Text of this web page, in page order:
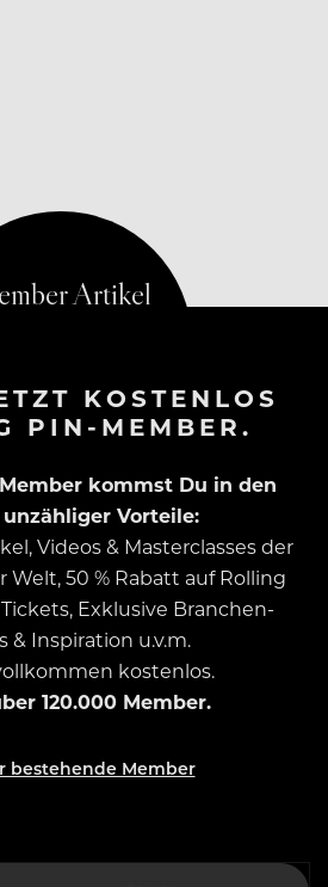
KOSTENLOS
PIN-MEMBER.
kommst Du in den
unzähliger Vorteile:
Videos & Masterclasses der
Welt, 50 % Rabatt auf Rolling
Exklusive Branchen-
& Inspiration u.v.m.
kostenlos.
120.000 Member.
bestehende Member